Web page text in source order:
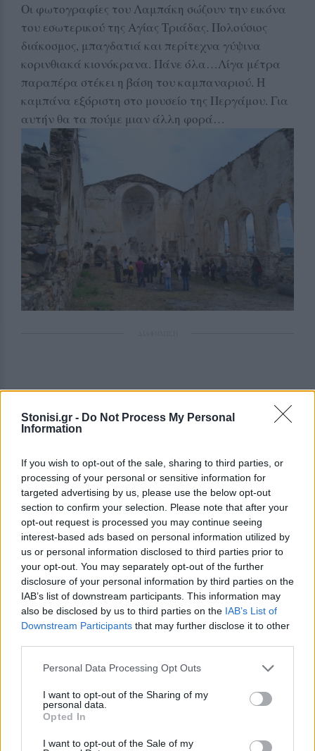
Stonisi.gr - Do Not Process My Personal
Information
If you wish to opt-out of the sale, sharing to third parties, or
processing of your personal or sensitive information for
targeted advertising by us, please use the below opt-out
section to confirm your selection. Please note that after your
opt-out request is processed you may continue seeing
interest-based ads based on personal information utilized by
us or personal information disclosed to third parties prior to
your opt-out. You may separately opt-out of the further
disclosure of your personal information by third parties on the
IAB’s list of downstream participants. This information may
also be disclosed by us to third parties on the IAB’s List of
Downstream Participants that may further disclose it to other
Personal Data Processing Opt Outs
I want to opt-out of the Sharing of my
personal data.
Opted In
I want to opt-out of the Sale of my
Οι φωτογραφίες του Λαμπάκη σώζουν την εικόνα
του εσωτερικού της Αγίας Τριάδας. Πολούσιος
διάκοσμος, μπαγδατιά και περίτεχνα γύψινα
κορινθιακά κιονόκρανα. Πάνε όλα…Λίγα μέτρα
παραπέρα στέκει η βάση του καμπαναριού. Η
καμπάνα εξόριστη στο μουσείο της Περγάμου. Για
αυτήν θα τα πούμε μιαν άλλη φορά…
Η εκκλησία καταπώς ήταν το καλοκαίρι του 2014.Δεν
άλλαξε σε τίποτα από τότε
Στα ερείπια της Αγίας Τριάδας αξίζει τον κόπο να
σταματάει κανείς και να κάθεται σε μια πέτρα για